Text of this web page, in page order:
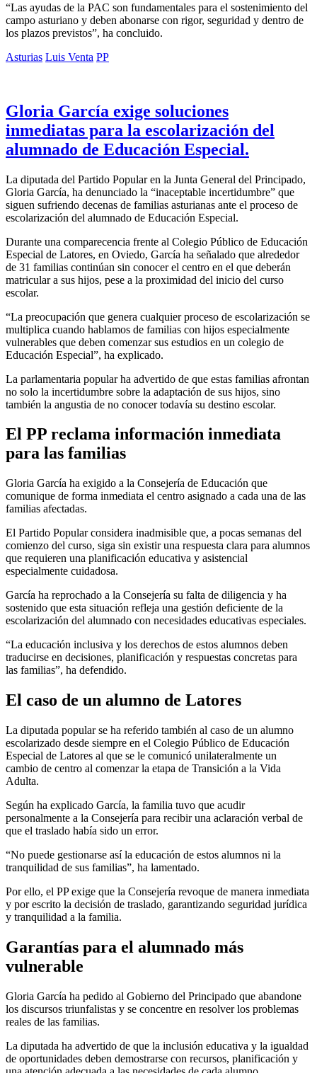
“Las ayudas de la PAC son fundamentales para el sostenimiento del
campo asturiano y deben abonarse con rigor, seguridad y dentro de
los plazos previstos”, ha concluido.
Asturias Luis Venta PP
Gloria García exige soluciones
inmediatas para la escolarización del
alumnado de Educación Especial.
La diputada del Partido Popular en la Junta General del Principado,
Gloria García, ha denunciado la “inaceptable incertidumbre” que
siguen sufriendo decenas de familias asturianas ante el proceso de
escolarización del alumnado de Educación Especial.
Durante una comparecencia frente al Colegio Público de Educación
Especial de Latores, en Oviedo, García ha señalado que alrededor
de 31 familias continúan sin conocer el centro en el que deberán
matricular a sus hijos, pese a la proximidad del inicio del curso
escolar.
“La preocupación que genera cualquier proceso de escolarización se
multiplica cuando hablamos de familias con hijos especialmente
vulnerables que deben comenzar sus estudios en un colegio de
Educación Especial”, ha explicado.
La parlamentaria popular ha advertido de que estas familias afrontan
no solo la incertidumbre sobre la adaptación de sus hijos, sino
también la angustia de no conocer todavía su destino escolar.
El PP reclama información inmediata
para las familias
Gloria García ha exigido a la Consejería de Educación que
comunique de forma inmediata el centro asignado a cada una de las
familias afectadas.
El Partido Popular considera inadmisible que, a pocas semanas del
comienzo del curso, siga sin existir una respuesta clara para alumnos
que requieren una planificación educativa y asistencial
especialmente cuidadosa.
García ha reprochado a la Consejería su falta de diligencia y ha
sostenido que esta situación refleja una gestión deficiente de la
escolarización del alumnado con necesidades educativas especiales.
“La educación inclusiva y los derechos de estos alumnos deben
traducirse en decisiones, planificación y respuestas concretas para
las familias”, ha defendido.
El caso de un alumno de Latores
La diputada popular se ha referido también al caso de un alumno
escolarizado desde siempre en el Colegio Público de Educación
Especial de Latores al que se le comunicó unilateralmente un
cambio de centro al comenzar la etapa de Transición a la Vida
Adulta.
Según ha explicado García, la familia tuvo que acudir
personalmente a la Consejería para recibir una aclaración verbal de
que el traslado había sido un error.
“No puede gestionarse así la educación de estos alumnos ni la
tranquilidad de sus familias”, ha lamentado.
Por ello, el PP exige que la Consejería revoque de manera inmediata
y por escrito la decisión de traslado, garantizando seguridad jurídica
y tranquilidad a la familia.
Garantías para el alumnado más
vulnerable
Gloria García ha pedido al Gobierno del Principado que abandone
los discursos triunfalistas y se concentre en resolver los problemas
reales de las familias.
La diputada ha advertido de que la inclusión educativa y la igualdad
de oportunidades deben demostrarse con recursos, planificación y